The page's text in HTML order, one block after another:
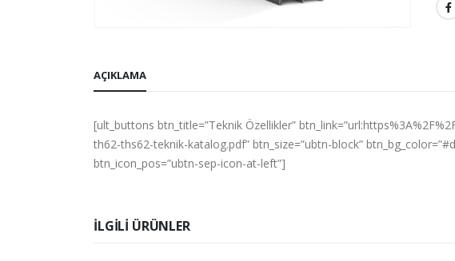
AÇIKLAMA
[ult_buttons btn_title=”Teknik Özellikler”
th62-ths62-teknik-katalog.pdf” btn_size=”ubtn-block”
btn_icon_pos=”ubtn-sep-icon-at-left”]
İLGILI ÜRÜNLER